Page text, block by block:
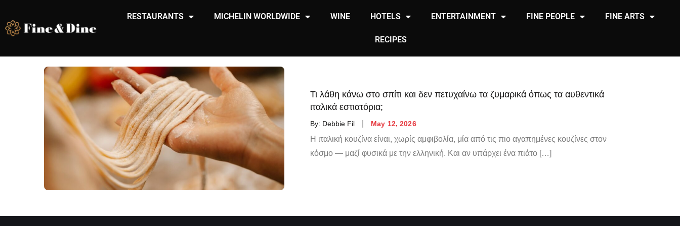
RESTAURANTS MICHELIN WORLDWIDE WINE HOTELS ENTERTAINMENT FINE PEOPLE FINE ARTS
RECIPES
Τι λάθη κάνω στο σπίτι και δεν πετυχαίνω τα ζυμαρικά όπως τα αυθεντικά
ιταλικά εστιατόρια;
By: Debbie Fil May 12, 2026
Η ιταλική κουζίνα είναι, χωρίς αμφιβολία, μία από τις πιο αγαπημένες κουζίνες στον
κόσμο — μαζί φυσικά με την ελληνική. Και αν υπάρχει ένα πιάτο […]